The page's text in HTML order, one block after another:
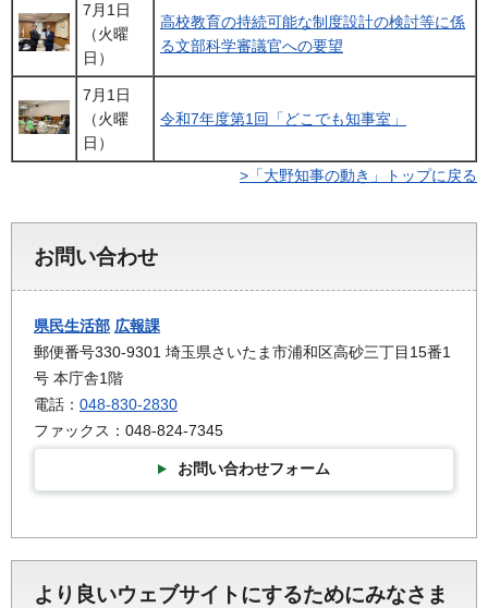
7月1日
（火曜
日）
高校教育の持続可能な制度設計の検討等に係
る文部科学審議官への要望
7月1日
（火曜
日）
令和7年度第1回「どこでも知事室」
>「大野知事の動き」トップに戻る
お問い合わせ
県民生活部 広報課
郵便番号330-9301 埼玉県さいたま市浦和区高砂三丁目15番1
号 本庁舎1階
電話： 048-830-2830
ファックス：048-824-7345
お問い合わせフォーム
より良いウェブサイトにするためにみなさま